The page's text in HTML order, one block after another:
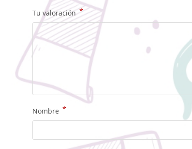
Tu valoración*
Nombre *